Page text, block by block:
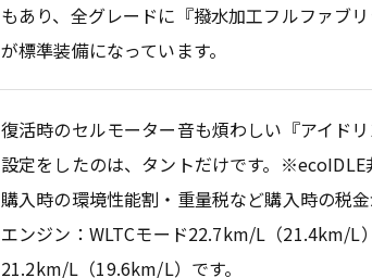
もあり、全グレードに『撥水加工フルファブ
が標準装備になっています。
復活時のセルモーター音も煩わしい『アイド
設定をしたのは、タントだけです。
購入時の環境性能割・重量税など購入時の税
エンジン：WLTCモード22.7km/L（21.4km/L
21.2km/L（19.6km/L）です。